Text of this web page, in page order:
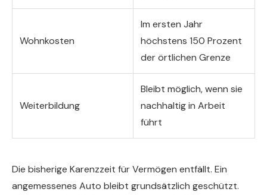
Wohnkosten
Im ersten Jahr
höchstens 150 Prozent
der örtlichen Grenze
Weiterbildung
Bleibt möglich, wenn sie
nachhaltig in Arbeit
führt
Die bisherige Karenzzeit für Vermögen entfällt. Ein
angemessenes Auto bleibt grundsätzlich geschützt.